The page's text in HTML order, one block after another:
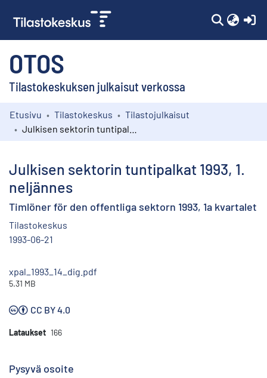
OTOS
Tilastokeskuksen julkaisut verkossa
Kokoelmat
Etusivu Tilastokeskus
Tilastojulkaisut
Julkisen sektorin tuntipalkat 1993, 1.
neljännes
Timlöner för den offentliga sektorn 1993, 1a kvartalet
Tilastokeskus
1993-06-21
xpal_1993_14_dig.pdf
5.31 MB
CC BY 4.0
Lataukset 166
Pysyvä osoite